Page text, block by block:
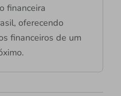
financeira
oferecendo
financeiros de um